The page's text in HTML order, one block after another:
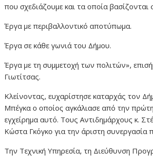
που σχεδιάζουμε και τα οποία βασίζονται
Έργα με περιβαλλοντικό αποτύπωμα.
Έργα σε κάθε γωνιά του Δήμου.
Έργα με τη συμμετοχή των πολιτών»,
Γιωτίτσας.
Κλείνοντας, ευχαρίστησε καταρχάς τον
Μπέγκα ο οποίος αγκάλιασε από την
εγχείρημα αυτό. Τους Αντιδημάρχους κ.
Κώστα Γκόγκο για την άριστη συνεργασία
Την Τεχνική Υπηρεσία, τη Διεύθυνση